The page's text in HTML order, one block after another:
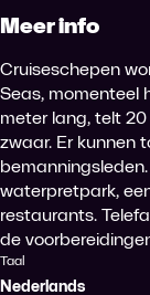
Meer info
Cruiseschepen
Seas, momenteel
meter lang, telt
zwaar. Er kunnen
waterpretpark,
restaurants.
de
Taal
Nederlands